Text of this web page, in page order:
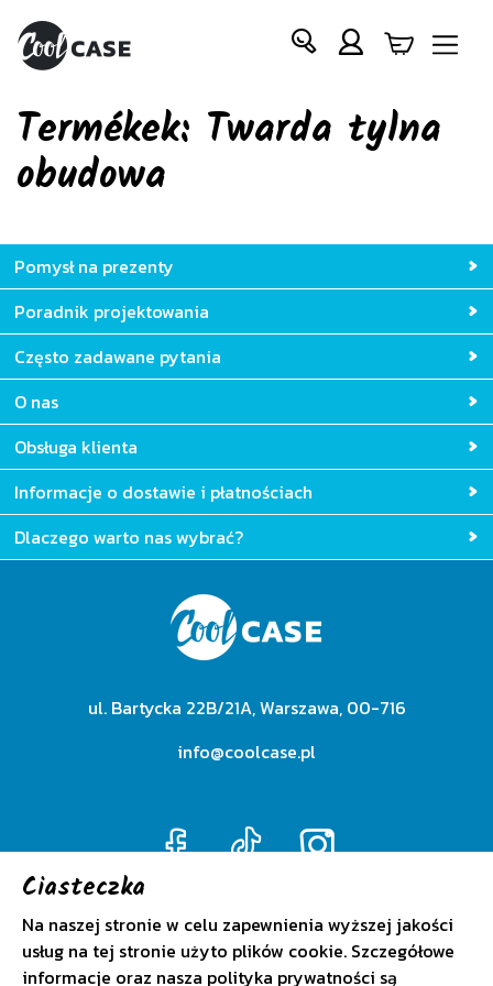
Termékek: Twarda tylna
obudowa
Pomysł na prezenty
Poradnik projektowania
Często zadawane pytania
O nas
Obsługa klienta
Informacje o dostawie i płatnościach
Dlaczego warto nas wybrać?
ul. Bartycka 22B/21A, Warszawa, 00-716
info@coolcase.pl
Polityka prywatności
Ciasteczka
Na naszej stronie w celu zapewnienia wyższej jakości
usług na tej stronie użyto plików cookie. Szczegółowe
informacje oraz nasza polityka prywatności są